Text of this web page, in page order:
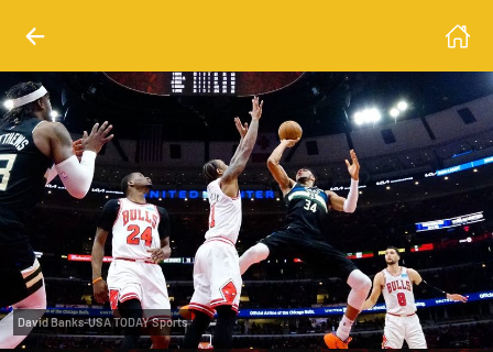
David Banks-USA TODAY Sports